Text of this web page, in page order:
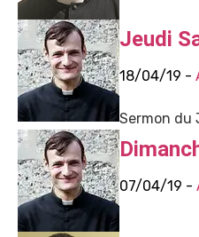
Jeudi
18/04/19 -
Sermon du
07/04/19 -